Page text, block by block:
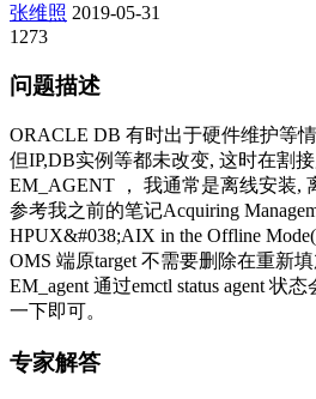
张维照 2019-05-31
1273
问题描述
ORACLE DB 有时出于硬件维护等
但IP,DB实例等都未改变, 这时在割
EM_AGENT ， 我通常是离线安装,
参考我之前的笔记Acquiring
HPUX&#038;AIX in the Offline
OMS 端原target 不需要删除在重新
EM_agent 通过emctl status agent 状
一下即可。
专家解答